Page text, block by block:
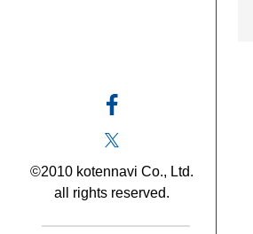
©2010 kotennavi Co., Ltd.
all rights reserved.